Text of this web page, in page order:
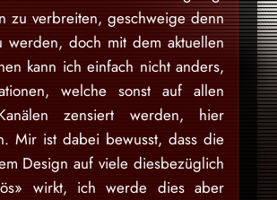
zu verbreiten, geschweige denn
werden, doch mit dem aktuellen
kann ich einfach nicht anders,
welche sonst auf allen
zensiert werden, hier
Mir ist dabei bewusst, dass die
Design auf viele diesbezüglich
wirkt, ich werde dies aber